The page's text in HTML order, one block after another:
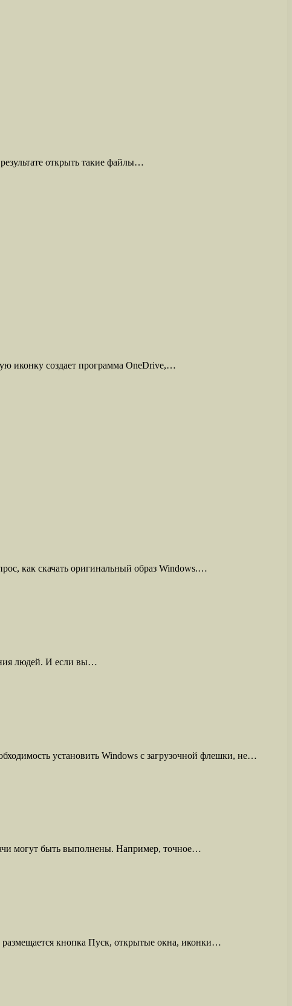
открыть такие файлы…
иконку создает программа OneDrive,…
как скачать оригинальный образ Windows.…
людей. И если вы…
установить Windows с загрузочной флешки, не…
могут быть выполнены. Например, точное…
кнопка Пуск, открытые окна, иконки…